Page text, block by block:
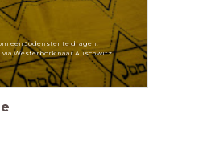
een Jodenster te dragen.
via Westerbork naar Auschwitz...